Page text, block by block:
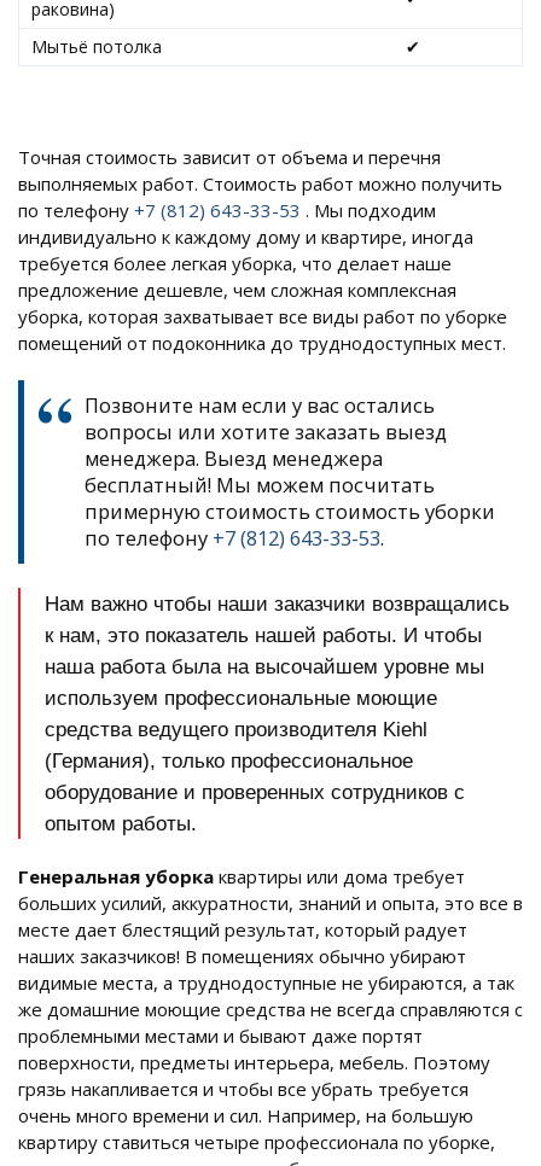
раковина)
Мытьё потолка ✔
Точная стоимость зависит от объема и перечня
выполняемых работ. Стоимость работ можно получить
по телефону +7 (812) 643-33-53 . Мы подходим
индивидуально к каждому дому и квартире, иногда
требуется более легкая уборка, что делает наше
предложение дешевле, чем сложная комплексная
уборка, которая захватывает все виды работ по уборке
помещений от подоконника до труднодоступных мест.
Позвоните нам если у вас остались
вопросы или хотите заказать выезд
менеджера. Выезд менеджера
бесплатный! Мы можем посчитать
примерную стоимость стоимость уборки
по телефону +7 (812) 643-33-53.
Нам важно чтобы наши заказчики возвращались
к нам, это показатель нашей работы. И чтобы
наша работа была на высочайшем уровне мы
используем профессиональные моющие
средства ведущего производителя Kiehl
(Германия), только профессиональное
оборудование и проверенных сотрудников с
опытом работы.
Генеральная уборка квартиры или дома требует
больших усилий, аккуратности, знаний и опыта, это все в
месте дает блестящий результат, который радует
наших заказчиков! В помещениях обычно убирают
видимые места, а труднодоступные не убираются, а так
же домашние моющие средства не всегда справляются с
проблемными местами и бывают даже портят
поверхности, предметы интерьера, мебель. Поэтому
грязь накапливается и чтобы все убрать требуется
очень много времени и сил. Например, на большую
квартиру ставиться четыре профессионала по уборке,